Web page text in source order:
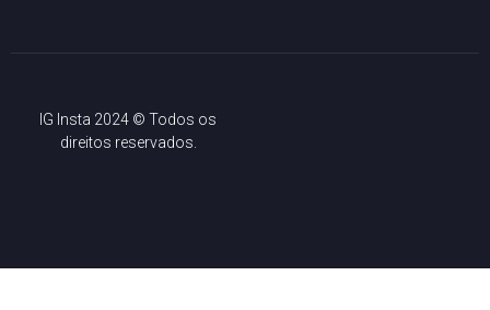
IG Insta 2024 © Todos os
direitos reservados.